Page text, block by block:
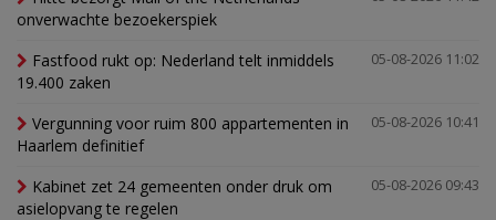
onverwachte bezoekerspiek
05-08-2026 11:02
Fastfood rukt op: Nederland telt inmiddels
19.400 zaken
05-08-2026 10:41
Vergunning voor ruim 800 appartementen in
Haarlem definitief
05-08-2026 09:43
Kabinet zet 24 gemeenten onder druk om
asielopvang te regelen